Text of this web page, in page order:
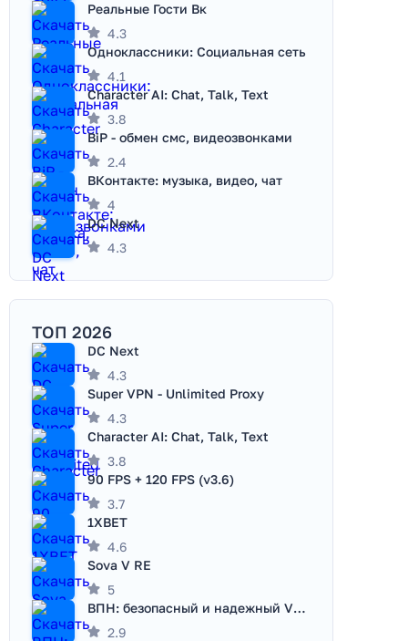
Реальные Гости Вк
4.3
Одноклассники: Социальная сеть
4.1
Character AI: Chat, Talk, Text
3.8
BiP - обмен смс, видеозвонками
2.4
ВКонтакте: музыка, видео, чат
4
DC Next
4.3
ТОП 2026
DC Next
4.3
Super VPN - Unlimited Proxy
4.3
Character AI: Chat, Talk, Text
3.8
90 FPS + 120 FPS (v3.6)
3.7
1XBET
4.6
Sova V RE
5
ВПН: безопасный и надежный VPN
2.9